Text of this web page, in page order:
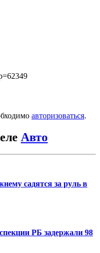
авторизоваться.
Авто
садятся за руль в
РБ задержали 98